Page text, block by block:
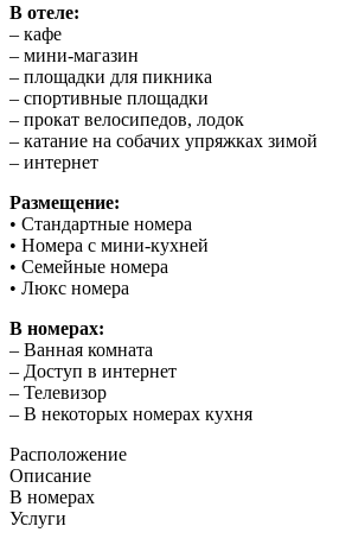
В отеле:
– кафе
– мини-магазин
– площадки для пикника
– спортивные площадки
– прокат велосипедов, лодок
– катание на собачих упряжках зимой
– интернет
Размещение:
• Стандартные номера
• Номера с мини-кухней
• Семейные номера
• Люкс номера
В номерах:
– Ванная комната
– Доступ в интернет
– Телевизор
– В некоторых номерах кухня
Расположение
Описание
В номерах
Услуги